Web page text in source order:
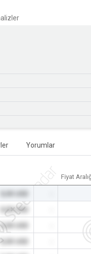
Yorumlar
Fiyat
0,00 USD
0,00 USD
0,00 USD